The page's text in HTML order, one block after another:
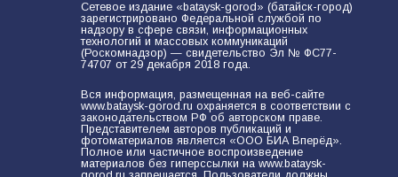
Сетевое издание «bataysk-gorod» (батайск-город)
зарегистрировано Федеральной службой по
надзору в сфере связи, информационных
технологий и массовых коммуникаций
(Роскомнадзор) — свидетельство Эл № ФС77-
74707 от 29 декабря 2018 года.
Вся информация, размещенная на веб-сайте
www.bataysk-gorod.ru охраняется в соответствии с
законодательством РФ об авторском праве.
Представителем авторов публикаций и
фотоматериалов является «ООО БИА Вперёд».
Полное или частичное воспроизведение
материалов без гиперссылки на www.bataysk-